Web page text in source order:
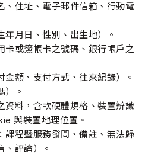
、住址、電子郵件信箱、行動電
年月日、性別、出生地）。
卡或簽帳卡之號碼、銀行帳戶之
金額、支付方式、往來紀錄）。
）。
資料，含軟硬體規格、裝置辨識
與裝置地理位置。
課程暨服務發問、備註、無法歸
、評論）。